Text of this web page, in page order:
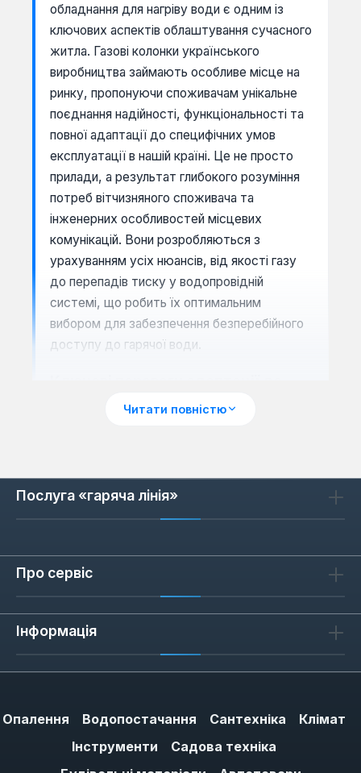
обладнання для нагріву води є одним із
ключових аспектів облаштування сучасного
житла. Газові колонки українського
виробництва займають особливе місце на
ринку, пропонуючи споживачам унікальне
поєднання надійності, функціональності та
повної адаптації до специфічних умов
експлуатації в нашій країні. Це не просто
прилади, а результат глибокого розуміння
потреб вітчизняного споживача та
інженерних особливостей місцевих
комунікацій. Вони розробляються з
урахуванням усіх нюансів, від якості газу
до перепадів тиску у водопровідній
системі, що робить їх оптимальним
вибором для забезпечення безперебійного
доступу до гарячої води.
інженерних мереж та стандартів.
можливі коливання тиску та якість палива, а
також характеристики водопровідної води,
яка часто має підвищену жорсткість. Це
дозволяє інтегрувати в конструкцію
приладів спеціальні системи стабілізації
тиску газу та води, а також
значно підвищує стійкість обладнання до
несприятливих факторів, мінімізуючи ризики
Читати повністю
Послуга «гаряча лінія»
Про сервіс
Інформація
Опалення Водопостачання Сантехніка
Клімат
Інструменти
Садова техніка